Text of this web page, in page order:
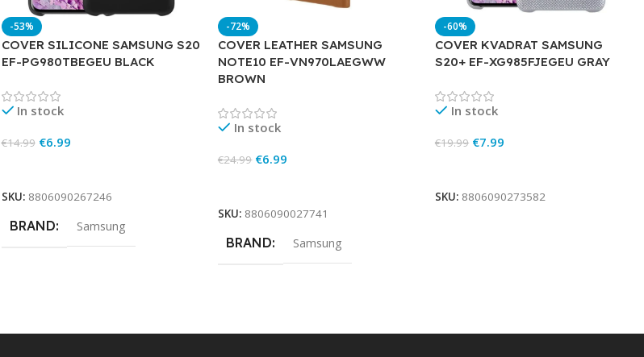
-53%
COVER SILICONE SAMSUNG S20
EF-PG980TBEGEU BLACK
In stock
€14.99 €6.99
SKU: 8806090267246
BRAND Samsung
-72%
COVER LEATHER SAMSUNG
NOTE10 EF-VN970LAEGWW
BROWN
In stock
€24.99 €6.99
SKU: 8806090027741
BRAND Samsung
-60%
COVER KVADRAT SAMSUNG
S20+ EF-XG985FJEGEU GRAY
In stock
€19.99 €7.99
SKU: 8806090273582